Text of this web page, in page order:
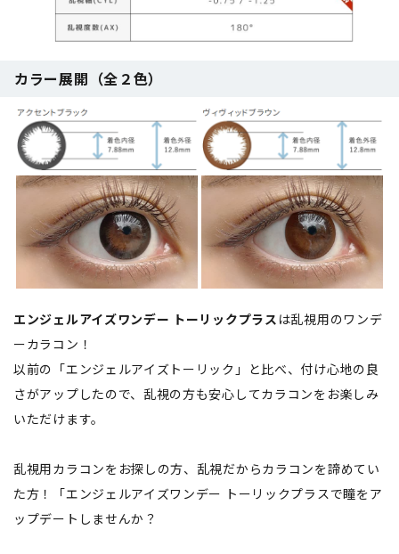
カラー展開（全２色）
エンジェルアイズワンデー トーリックプラス は乱視用のワンデ
ーカラコン！
以前の「エンジェルアイズトーリック」と比べ、付け心地の良
さがアップしたので、乱視の方も安心してカラコンをお楽しみ
いただけます。
乱視用カラコンをお探しの方、乱視だからカラコンを諦めてい
た方！「エンジェルアイズワンデー トーリックプラスで瞳をア
ップデートしませんか？